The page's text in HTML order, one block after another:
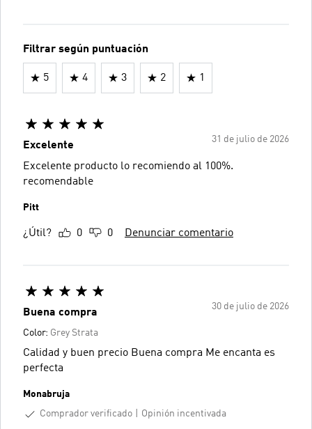
Filtrar según puntuación
5 4 3 2 1
31 de julio de 2026
Excelente
Excelente producto lo recomiendo al 100%.
recomendable
Pitt
¿Útil? 0 0 Denunciar comentario
30 de julio de 2026
Buena compra
Color: Grey Strata
Calidad y buen precio Buena compra Me encanta es
perfecta
Monabruja
Comprador verificado
Opinión incentivada